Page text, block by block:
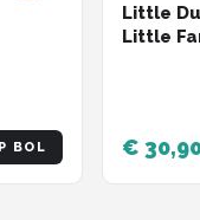
BOL
Little
Little
€